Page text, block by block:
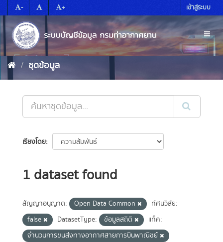
to
content
- + เข้าสู่ระบบ
ชุดข้อมูล
เรียงโดย
1 dataset found
สัญญาอนุญาต: Open Data Common
ทัศนวิสัย:
false
DatasetType: ข้อมูลสถิติ
แท็ค:
จำนวนการขนส่งทางอากาศสายการบินพาณิชย์